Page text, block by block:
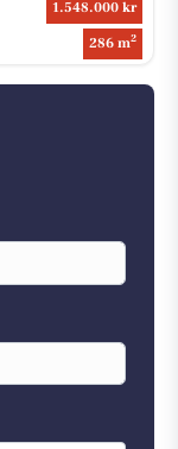
1.548.000 kr
286 m2